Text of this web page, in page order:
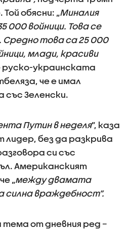
обясни: „Миналия
000 войници. Това се
Средно това са 25 000
млади, красиви
руско-украинската
че е имал
Зеленски.
Путин в неделя”, каза
без да разкрива
си със
Американският
„между двамата
силна враждебност”.
от дневния ред –